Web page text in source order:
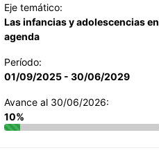
Eje temático:
Las infancias y adolescencias en
agenda
Período:
01/09/2025 - 30/06/2029
Avance al 30/06/2026:
10%